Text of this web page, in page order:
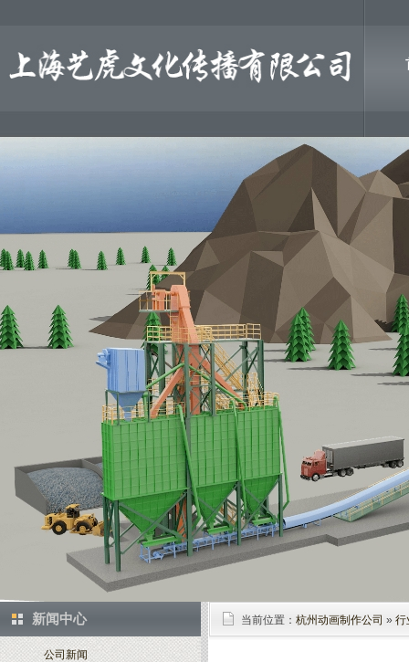
新闻中心
公司新闻
当前位置： 杭州动画制作公司 » 行